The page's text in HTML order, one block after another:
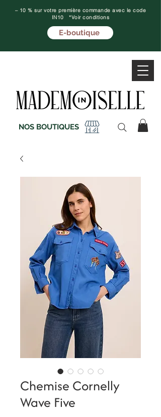
– 10 % sur votre première commande avec le code
IN10 *Voir conditions
E-boutique
NOS BOUTIQUES
Chemise Cornelly
Wave Five